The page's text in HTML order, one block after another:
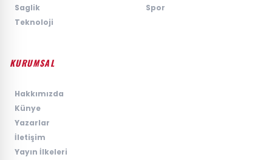
Saglik
Spor
Teknoloji
KURUMSAL
Hakkımızda
Künye
Yazarlar
İletişim
Yayın İlkeleri